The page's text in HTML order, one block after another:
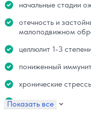
начальные стадии
отечность и
малоподвижном
целлюлит 1-3
пониженный
хронические
Показать все